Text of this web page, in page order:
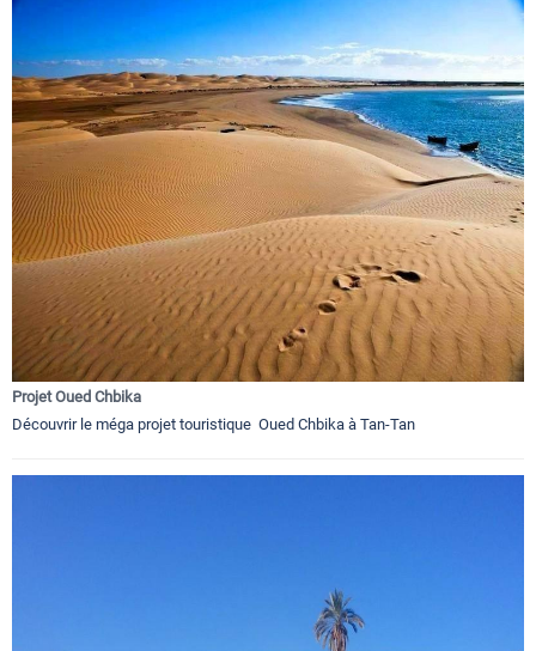
Projet Oued Chbika
Découvrir le méga projet touristique Oued Chbika à Tan-Tan